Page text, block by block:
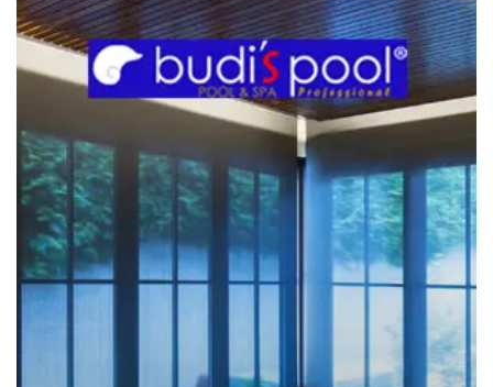
atau
COOL
DOWN
EFFECTS
pada
TERAPI
KOLAM
DINGIN